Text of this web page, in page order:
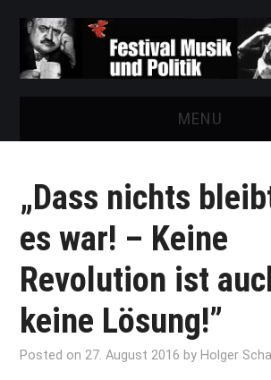
MENU
FESTIVAL
NEWS
AUSSTELLUNGEN
„Dass nichts
es war! – Keine
Revolution ist
keine Lösung!”
Posted on27. August 2016 by Holger